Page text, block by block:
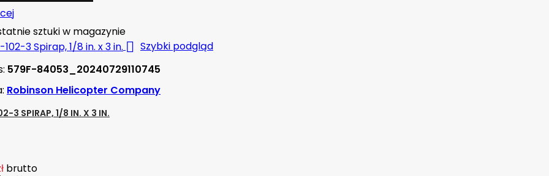
sztuki w magazynie
 Szybki podgląd
579F-84053_20240729110745
Robinson Helicopter Company
3 SPIRAP, 1/8 IN. X 3 IN.
brutto